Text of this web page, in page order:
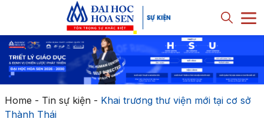
Home - Tin sự kiện- Khai trương thư viện mới tại cơ sở
Thành Thái